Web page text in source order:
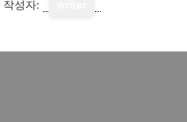
작성자: